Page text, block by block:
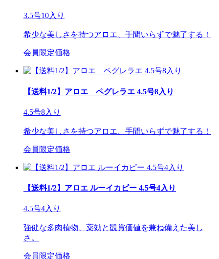
3.5号10入り
希少な美しさを持つアロエ、手間いらずで魅了する！
会員限定価格
【送料1/2】アロエ ペグレラエ 4.5号8入り
4.5号8入り
希少な美しさを持つアロエ、手間いらずで魅了する！
会員限定価格
【送料1/2】アロエ ルーイカピー 4.5号4入り
4.5号4入り
強健な多肉植物、薬効と観賞価値を兼ね備えた美し
さ。
会員限定価格